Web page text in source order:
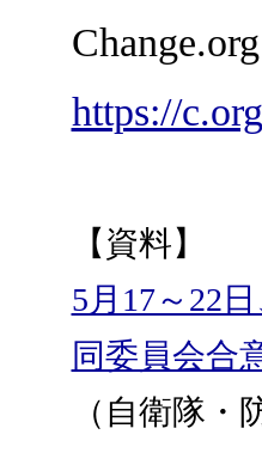
https://
【資料】
5月17～22
同委員会合
（自衛隊